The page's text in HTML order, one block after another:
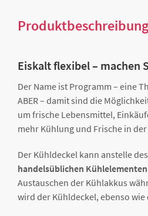
Produktbeschreibung
Eiskalt flexibel – machen
Der Name ist Programm – eine
ABER – damit sind die
um frische Lebensmittel,
mehr Kühlung und Frische in der
Der Kühldeckel kann anstelle
handelsüblichen Kühlelementen
Austauschen der Kühlakkus
wird der Kühldeckel, ebenso wie